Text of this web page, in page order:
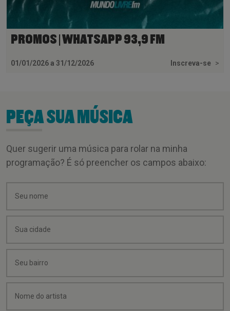
PROMOS | WHATSAPP 93,9 FM
01/01/2026 a 31/12/2026 Inscreva-se >
PEÇA SUA MÚSICA
Quer sugerir uma música para rolar na minha
programação? É só preencher os campos abaixo: